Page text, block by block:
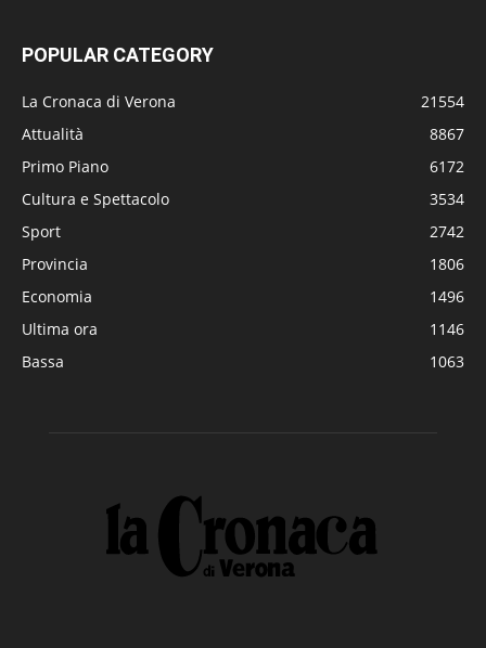
POPULAR CATEGORY
La Cronaca di Verona
21554
Attualità
8867
Primo Piano
6172
Cultura e Spettacolo
3534
Sport
2742
Provincia
1806
Economia
1496
Ultima ora
1146
Bassa
1063